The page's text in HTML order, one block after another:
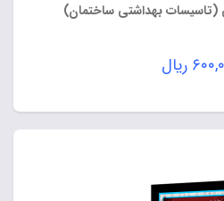
بهداشتی ساختمان)
ریال